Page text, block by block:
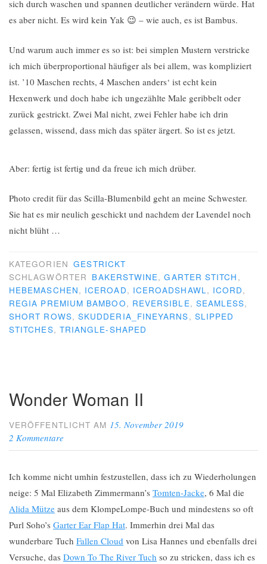
sich durch waschen und spannen deutlicher verändern würde. Hat
es aber nicht. Es wird kein Yak 😉 – wie auch, es ist Bambus.
Und warum auch immer es so ist: bei simplen Mustern verstricke
ich mich überproportional häufiger als bei allem, was kompliziert
ist. ’10 Maschen rechts, 4 Maschen anders‘ ist echt kein
Hexenwerk und doch habe ich ungezählte Male geribbelt oder
zurück gestrickt. Zwei Mal nicht, zwei Fehler habe ich drin
gelassen, wissend, dass mich das später ärgert. So ist es jetzt.
Aber: fertig ist fertig und da freue ich mich drüber.
Photo credit für das Scilla-Blumenbild geht an meine Schwester.
Sie hat es mir neulich geschickt und nachdem der Lavendel noch
nicht blüht …
KATEGORIEN GESTRICKT
SCHLAGWÖRTER BAKERSTWINE,GARTER STITCH ,
HEBEMASCHEN, ICEROAD, ICEROADSHAWL, ICORD,
REGIA PREMIUM BAMBOO, REVERSIBLE, SEAMLESS,
SHORT ROWS, SKUDDERIA_FINEYARNS, SLIPPED
STITCHES, TRIANGLE-SHAPED
Wonder Woman II
VERÖFFENTLICHT AM 15. November 2019
2 Kommentare
Ich komme nicht umhin festzustellen, dass ich zu Wiederholungen
neige: 5 Mal Elizabeth Zimmermann’s Tomten-Jacke, 6 Mal die
Alida Mütze aus dem KlompeLompe-Buch und mindestens so oft
Purl Soho’s Garter Ear Flap Hat. Immerhin drei Mal das
wunderbare Tuch Fallen Cloud von Lisa Hannes und ebenfalls drei
Versuche, das Down To The River Tuch so zu stricken, dass ich es